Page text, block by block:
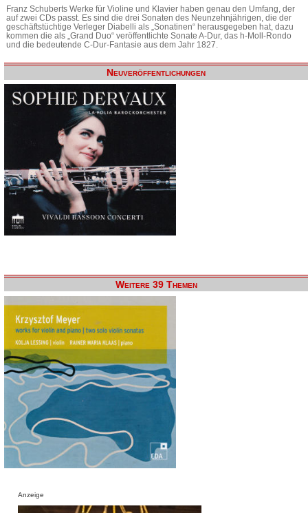
Franz Schuberts Werke für Violine und Klavier haben genau den Umfang, der
auf zwei CDs passt. Es sind die drei Sonaten des Neunzehnjährigen, die der
geschäftstüchtige Verleger Diabelli als „Sonatinen“ herausgegeben hat, dazu
kommen die als „Grand Duo“ veröffentlichte Sonate A-Dur, das h-Moll-Rondo
und die bedeutende C-Dur-Fantasie aus dem Jahr 1827.
Neuveröffentlichungen
Weitere 39 Themen
Anzeige